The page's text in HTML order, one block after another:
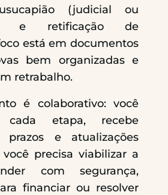
(judicial ou
e retificação de
está em documentos
bem organizadas e
retrabalho.
é colaborativo: você
cada etapa, recebe
prazos e atualizações
você precisa viabilizar a
com segurança,
financiar ou resolver